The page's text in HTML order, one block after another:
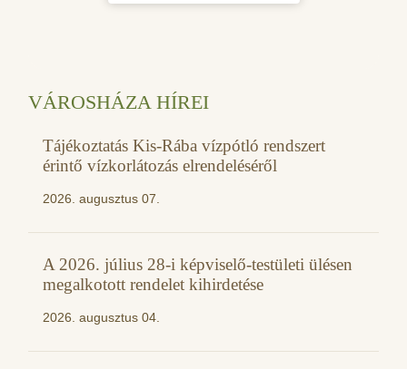
VÁROSHÁZA HÍREI
Tájékoztatás Kis-Rába vízpótló rendszert
érintő vízkorlátozás elrendeléséről
2026. augusztus 07.
A 2026. július 28-i képviselő-testületi ülésen
megalkotott rendelet kihirdetése
2026. augusztus 04.